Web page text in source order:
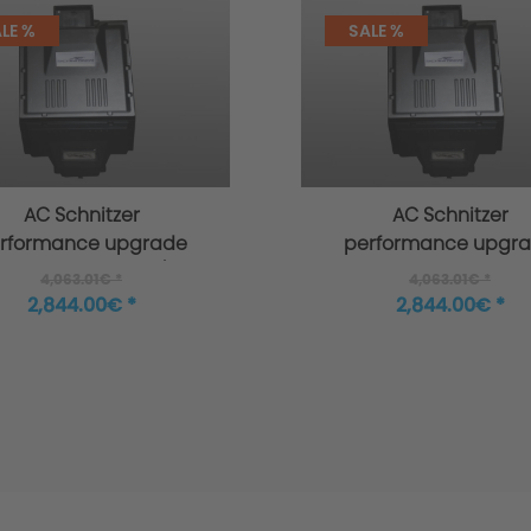
to the warranty?
Warranty Conditions.
%
AC Schnitzer
upgrade
335i 335i xDrive
2,844.00€ *
SALE %
AC Schnitzer
performance
2,844.00€ *